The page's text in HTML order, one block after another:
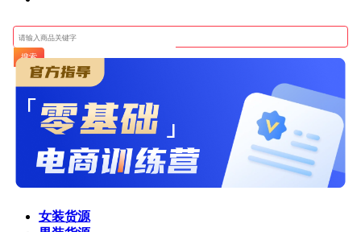
搜索
女装货源